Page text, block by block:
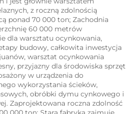
z roczną zdolnością
ponad 70 000 ton; Zachodnia
60 000 metrów
dla warsztatu ocynkowania,
budowy, całkowita inwestycja
warsztat ocynkowania
przyjazny dla środowiska sprzęt
w urządzenia do
wykorzystania ścieków,
obróbki dymu cynkowego i
Zaprojektowana roczna zdolność